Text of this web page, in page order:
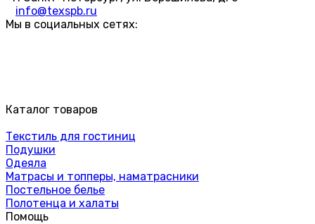
info@texspb.ru
Мы в социальных сетях:
Каталог товаров
Текстиль для гостиниц
Подушки
Одеяла
Матрасы и топперы, наматрасники
Постельное белье
Полотенца и халаты
Помощь